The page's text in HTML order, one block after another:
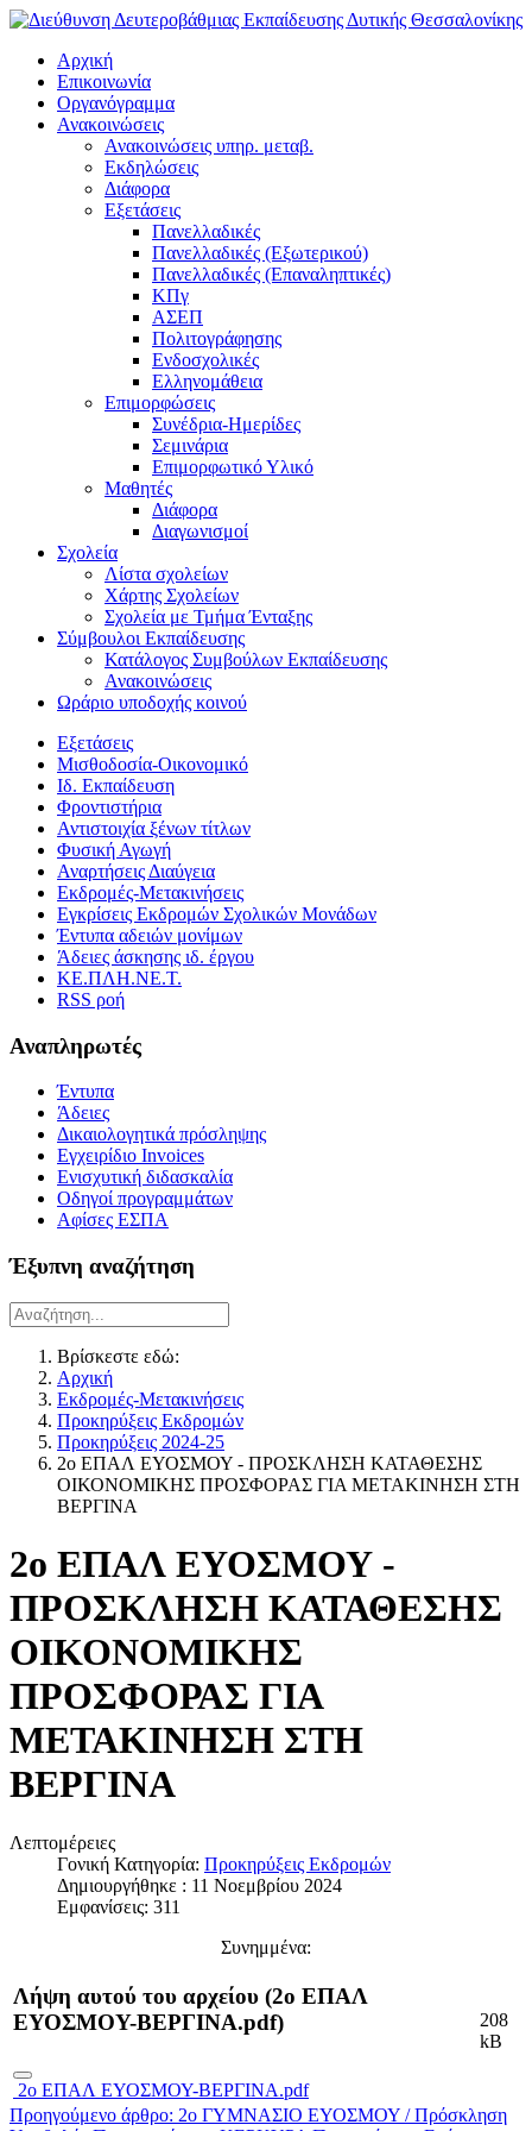
Αρχική
Επικοινωνία
Οργανόγραμμα
Ανακοινώσεις
Ανακοινώσεις υπηρ. μεταβ.
Εκδηλώσεις
Διάφορα
Εξετάσεις
Πανελλαδικές
Πανελλαδικές (Εξωτερικού)
Πανελλαδικές (Επαναληπτικές)
ΚΠγ
ΑΣΕΠ
Πολιτογράφησης
Ενδοσχολικές
Ελληνομάθεια
Επιμορφώσεις
Συνέδρια-Ημερίδες
Σεμινάρια
Επιμορφωτικό Υλικό
Μαθητές
Διάφορα
Διαγωνισμοί
Σχολεία
Λίστα σχολείων
Χάρτης Σχολείων
Σχολεία με Τμήμα Ένταξης
Σύμβουλοι Εκπαίδευσης
Κατάλογος Συμβούλων Εκπαίδευσης
Ανακοινώσεις
Ωράριο υποδοχής κοινού
Εξετάσεις
Μισθοδοσία-Οικονομικό
Ιδ. Εκπαίδευση
Φροντιστήρια
Αντιστοιχία ξένων τίτλων
Φυσική Αγωγή
Αναρτήσεις Διαύγεια
Εκδρομές-Μετακινήσεις
Εγκρίσεις Εκδρομών Σχολικών Μονάδων
Έντυπα αδειών μονίμων
Άδειες άσκησης ιδ. έργου
ΚΕ.ΠΛΗ.ΝΕ.Τ.
RSS ροή
Αναπληρωτές
Έντυπα
Άδειες
Δικαιολογητικά πρόσληψης
Εγχειρίδιο Invoices
Ενισχυτική διδασκαλία
Οδηγοί προγραμμάτων
Αφίσες ΕΣΠΑ
Έξυπνη αναζήτηση
Βρίσκεστε εδώ:
Αρχική
Εκδρομές-Μετακινήσεις
Προκηρύξεις Εκδρομών
Προκηρύξεις 2024-25
2ο ΕΠΑΛ ΕΥΟΣΜΟΥ - ΠΡΟΣΚΛΗΣΗ ΚΑΤΑΘΕΣΗΣ
ΟΙΚΟΝΟΜΙΚΗΣ ΠΡΟΣΦΟΡΑΣ ΓΙΑ ΜΕΤΑΚΙΝΗΣΗ ΣΤΗ
ΒΕΡΓΙΝΑ
2ο ΕΠΑΛ ΕΥΟΣΜΟΥ -
ΠΡΟΣΚΛΗΣΗ ΚΑΤΑΘΕΣΗΣ
ΟΙΚΟΝΟΜΙΚΗΣ
ΠΡΟΣΦΟΡΑΣ ΓΙΑ
ΜΕΤΑΚΙΝΗΣΗ ΣΤΗ
ΒΕΡΓΙΝΑ
Λεπτομέρειες
Γονική Κατηγορία: Προκηρύξεις Εκδρομών
Δημιουργήθηκε : 11 Νοεμβρίου 2024
Εμφανίσεις: 311
Συνημμένα:
Λήψη αυτού του αρχείου (2ο ΕΠΑΛ
ΕΥΟΣΜΟΥ-ΒΕΡΓΙΝΑ.pdf)
2ο ΕΠΑΛ ΕΥΟΣΜΟΥ-ΒΕΡΓΙΝΑ.pdf
208
kB
Προηγούμενο άρθρο: 2ο ΓΥΜΝΑΣΙΟ ΕΥΟΣΜΟΥ / Πρόσκληση